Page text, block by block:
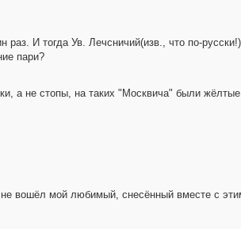
И тогда Ув. Лечсничий(изв., что по-
пари?
а не стопы, на таких "Москвича" были
не вошёл мой любимый, снесённый вместе с